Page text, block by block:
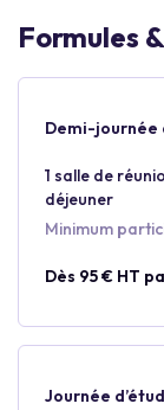
Formules
Demi-journée
1 salle de
déjeuner
Minimum
Dès 95 € HT
Journée